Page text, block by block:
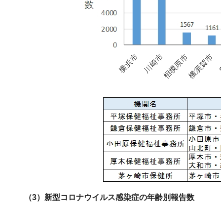
（3）新型コロナウイルス感染症の年齢別報告数